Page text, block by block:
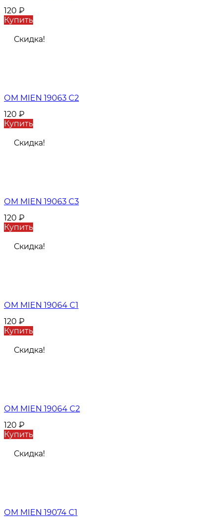
120 ₽
Купить
Скидка!
ОМ MIEN 19063 C2
120 ₽
Купить
Скидка!
ОМ MIEN 19063 C3
120 ₽
Купить
Скидка!
ОМ MIEN 19064 C1
120 ₽
Купить
Скидка!
ОМ MIEN 19064 C2
120 ₽
Купить
Скидка!
ОМ MIEN 19074 C1